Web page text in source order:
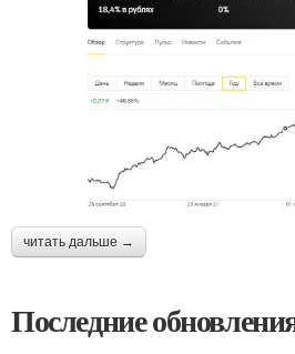
читать дальше →
Последние